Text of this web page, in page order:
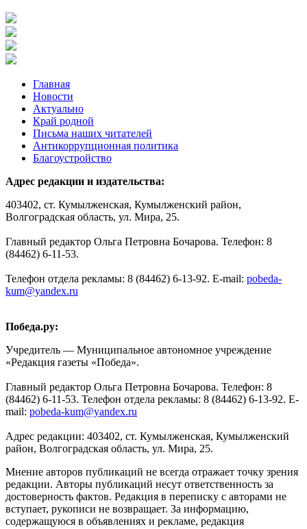
Главная
Новости
Актуально
Край родной
Письма наших читателей
Антикоррупционная политика
Благоустройство
Адрес редакции и издательства:
403402, ст. Кумылженская, Кумылженский район,
Волгоградская область, ул. Мира, 25.
Главный редактор Ольга Петровна Бочарова. Телефон: 8
(84462) 6-11-53.
Телефон отдела рекламы: 8 (84462) 6-13-92. E-mail: pobeda-
kum@yandex.ru
Победа.ру:
Учредитель — Муниципальное автономное учреждение
«Редакция газеты «Победа».
Главный редактор Ольга Петровна Бочарова. Телефон: 8
(84462) 6-11-53. Телефон отдела рекламы: 8 (84462) 6-13-92. E-
mail: pobeda-kum@yandex.ru
Адрес редакции: 403402, ст. Кумылженская, Кумылженский
район, Волгоградская область, ул. Мира, 25.
Мнение авторов публикаций не всегда отражает точку зрения
редакции. Авторы публикаций несут ответственность за
достоверность фактов. Редакция в переписку с авторами не
вступает, рукописи не возвращает. За информацию,
содержащуюся в объявлениях и рекламе, редакция